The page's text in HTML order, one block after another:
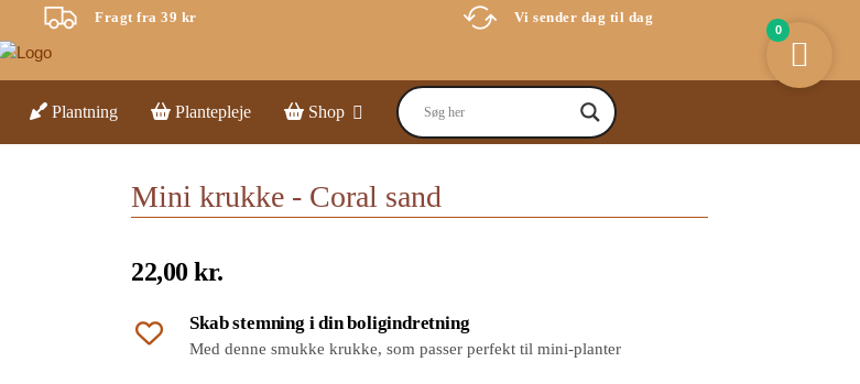
Fragt fra 39 kr Vi sender dag til dag
Plantning Plantepleje Shop
Mini krukke - Coral sand
22,00 kr.
Skab stemning i din boligindretning
Med denne smukke krukke, som passer perfekt til mini-planter
0